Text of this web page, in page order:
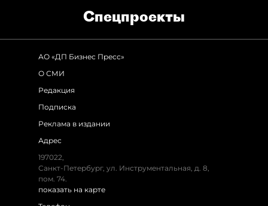
Спец­проекты
АО «ДП Бизнес Пресс»
О СМИ
Редакция
Подписка
Реклама в издании
Адрес
197022,
Санкт-Петербург, ул. Инструментальная, д. 8,
пом. 74.
показать на карте